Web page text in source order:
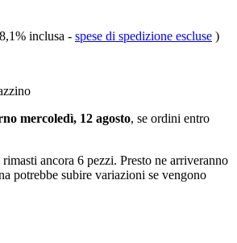
inclusa - spese di spedizione escluse )
mercoledì, 12 agosto, se ordini entro
ancora 6 pezzi. Presto ne arriveranno
potrebbe subire variazioni se vengono